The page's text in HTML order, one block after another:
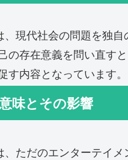
、現代社会の問題を独
の存在意義を問い直す
す内容となっています。
味とその影響
、ただのエンターテイ